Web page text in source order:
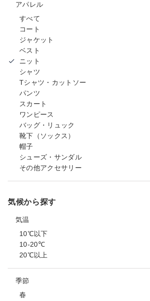
アパレル
すべて
コート
ジャケット
ベスト
ニット
シャツ
Tシャツ・カットソー
パンツ
スカート
ワンピース
バッグ・リュック
靴下（ソックス）
帽子
シューズ・サンダル
その他アクセサリー
気候から探す
気温
10℃以下
10-20℃
20℃以上
季節
春